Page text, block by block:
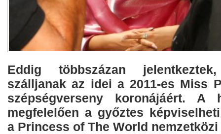
Eddig többszázan
szálljanak az idei a 2011-es Miss
szépségverseny koronájáért. A
megfelelően a győztes
a Princess of The World